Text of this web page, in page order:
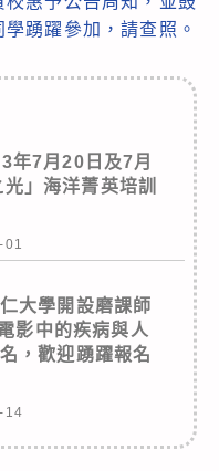
學踴躍參加，請查照。
年7月20日及7月
」海洋菁英培訓
大學開設磨課師
影中的疾病與人
，歡迎踴躍報名
14